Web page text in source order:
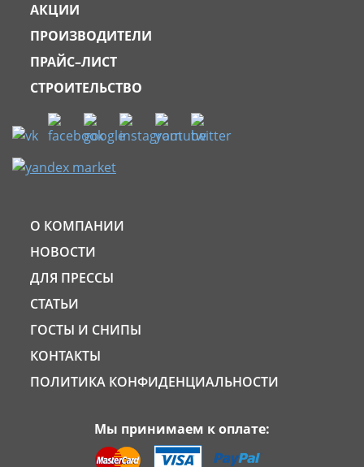
АКЦИИ
ПРОИЗВОДИТЕЛИ
ПРАЙС–ЛИСТ
СТРОИТЕЛЬСТВО
О КОМПАНИИ
НОВОСТИ
ДЛЯ ПРЕССЫ
СТАТЬИ
ГОСТЫ И СНИПЫ
КОНТАКТЫ
ПОЛИТИКА КОНФИДЕНЦИАЛЬНОСТИ
Мы принимаем к оплате: